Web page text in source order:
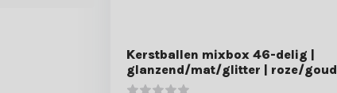
Kerstballen mixbox 46-delig |
glanzend/mat/glitter | roze/goud